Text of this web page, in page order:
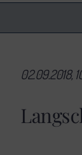
02.09.2018,